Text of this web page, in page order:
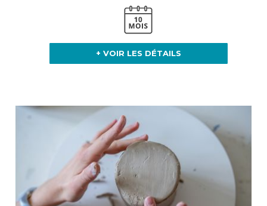
+ VOIR LES DÉTAILS